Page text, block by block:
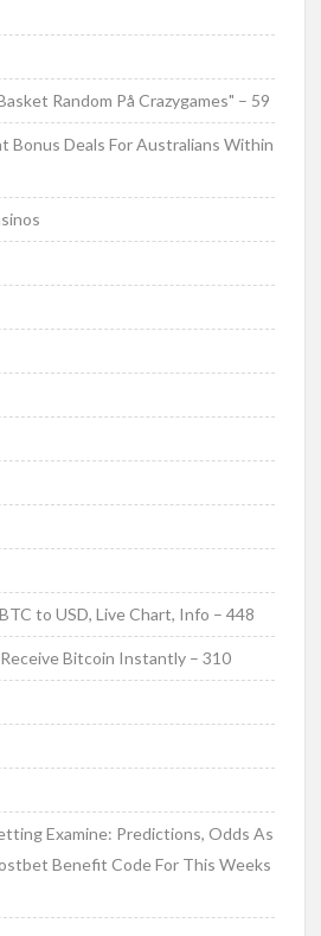
Random På Crazygames" – 59
Bonus Deals For Australians Within
to USD, Live Chart, Info – 448
Bitcoin Instantly – 310
Examine: Predictions, Odds As
Benefit Code For This Weeks